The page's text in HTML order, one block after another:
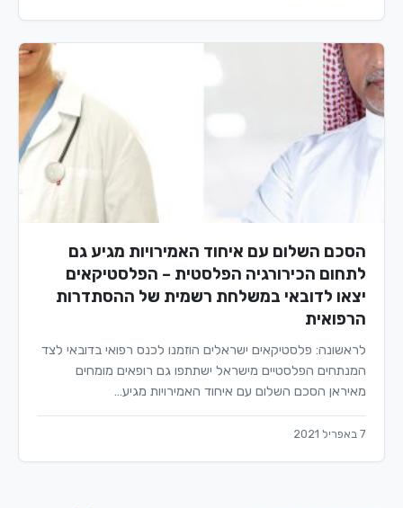
הסכם השלום עם איחוד האמירויות מגיע גם
לתחום הכירורגיה הפלסטית – הפלסטיקאים
יצאו לדובאי במשלחת רשמית של ההסתדרות
הרפואית
לראשונה: פלסטיקאים ישראלים הוזמנו לכנס רפואי בדובאי לצד
המנתחים הפלסטיים מישראל ישתתפו גם רופאים מומחים
מאיראן הסכם השלום עם איחוד האמירויות מגיע…
7 באפריל 2021